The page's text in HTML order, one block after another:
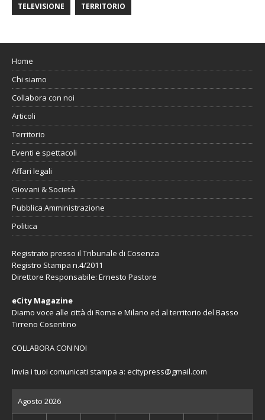
TELEVISIONE TERRITORIO
Home
Chi siamo
Collabora con noi
Articoli
Territorio
Eventi e spettacoli
Affari legali
Giovani & Società
Pubblica Amministrazione
Politica
Registrato presso il Tribunale di Cosenza
Registro Stampa n.4/2011
Direttore Responsabile: Ernesto Pastore
eCity Magazine
Diamo voce alle città di Roma e Milano ed al territorio del Basso
Tirreno Cosentino
COLLABORA CON NOI
Invia i tuoi comunicati stampa a: ecitypress@gmail.com
Agosto 2026